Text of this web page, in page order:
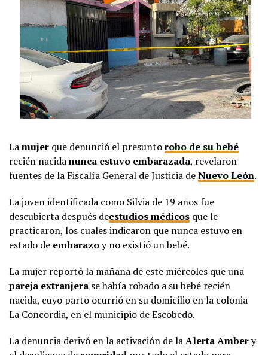
Lamujer que denunció el presuntorobo de su bebé
recién nacidanunca estuvo embarazada, revelaron
fuentes de la Fiscalía General de Justicia deNuevo León.
La joven identificada como Silvia de 19 años fue
descubierta después deestudios médicos que le
practicaron, los cuales indicaron que nunca estuvo en
estado de embarazoy no existió un bebé.
La mujer reportó la mañana de este miércoles que una
pareja extranjera se había robado a su bebé recién
nacida, cuyo parto ocurrió en su domicilio en la colonia
La Concordia, en el municipio de Escobedo.
La denuncia derivó en la activación de laAlerta Ambery